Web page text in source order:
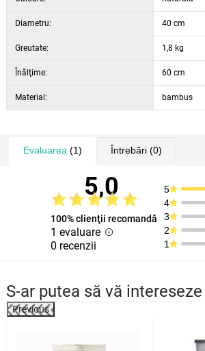
ușor de reînnoit, care poate fi folosit și în baie.
Diametru: 40 cm
Greutate: 1,8 kg
Înălţime: 60 cm
Material: bambus
Evaluarea (1) Întrebări(0)
5,0
100% clienţii recomandă
1 evaluare
0 recenzii
5
4
3
2
1
S-ar putea să vă intereseze
Previous